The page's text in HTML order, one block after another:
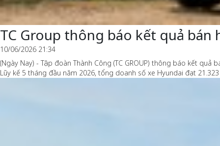
TC Group thông báo kết quả
10/06/2026 21:34
(Ngày Nay) - Tập đoàn Thành Công (TC GROUP) thông báo kết
Lũy kế 5 tháng đầu năm 2026, tổng doanh số xe Hyundai đạt 21.323